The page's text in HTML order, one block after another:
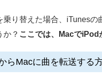
乗り替えた場合、iTunes
か？ ここでは、MacでiPod
らMacに曲を転送する